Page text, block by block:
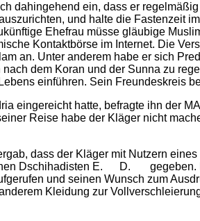
dahingehend ein, dass er
und halte die Fastenzeit
Ehefrau müsse gläubige
Kontaktbörse im Internet. Die
an. Unter anderem habe er
dem Koran und der Sunna zu
einführen. Sein Freundeskreis
eingereicht hatte, befragte ihn der
Reise habe der Kläger nicht
dass der Kläger mit Nutzern
Dschihadisten E. D. gegeben.
und seinen Wunsch zum
Kleidung zur